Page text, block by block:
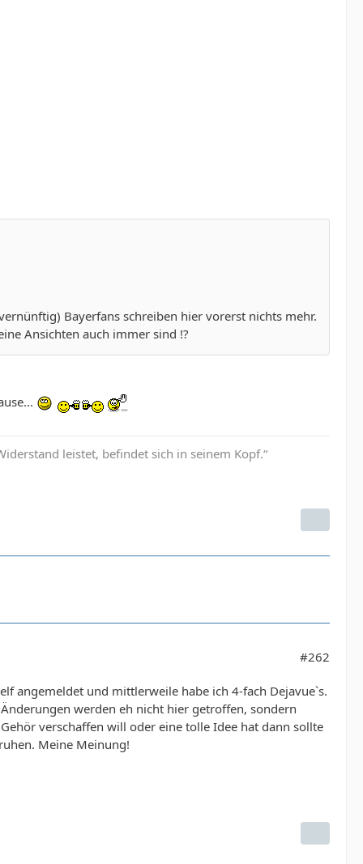
Bayerfans schreiben hier vorerst nichts mehr.
Ansichten auch immer sind !?
leistet, befindet sich in seinem Kopf.“
#262
angemeldet und mittlerweile habe ich 4-fach Dejavue`s.
werden eh nicht hier getroffen, sondern
verschaffen will oder eine tolle Idee hat dann sollte
Meine Meinung!